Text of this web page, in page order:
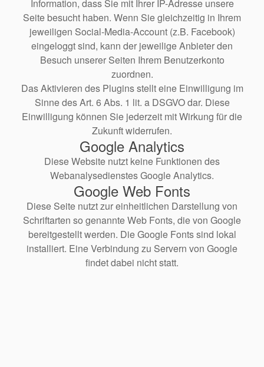
Information, dass Sie mit Ihrer IP-Adresse unsere
Seite besucht haben. Wenn Sie gleichzeitig in Ihrem
jeweiligen Social-Media-Account (z.B. Facebook)
eingeloggt sind, kann der jeweilige Anbieter den
Besuch unserer Seiten Ihrem Benutzerkonto
zuordnen.
Das Aktivieren des Plugins stellt eine Einwilligung im
Sinne des Art. 6 Abs. 1 lit. a DSGVO dar. Diese
Einwilligung können Sie jederzeit mit Wirkung für die
Zukunft widerrufen.
Google Analytics
Diese Website nutzt keine Funktionen des
Webanalysedienstes Google Analytics.
Google Web Fonts
Diese Seite nutzt zur einheitlichen Darstellung von
Schriftarten so genannte Web Fonts, die von Google
bereitgestellt werden. Die Google Fonts sind lokal
installiert. Eine Verbindung zu Servern von Google
findet dabei nicht statt.